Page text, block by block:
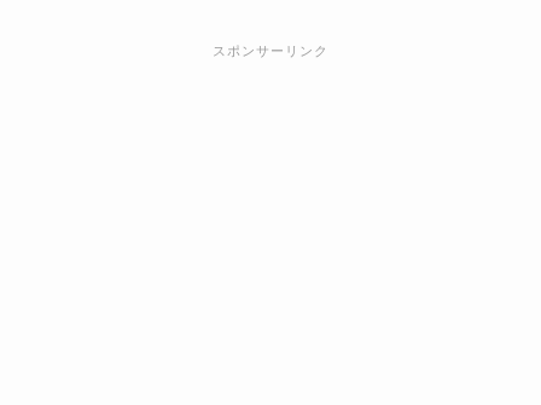
スポンサーリンク